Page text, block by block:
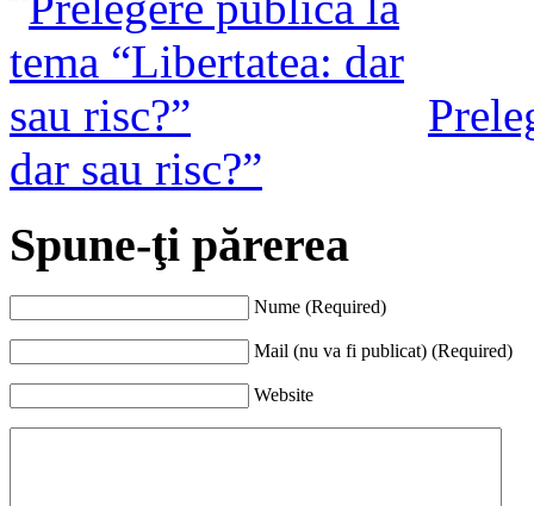
dar sau risc?”
Spune-ţi părerea
Nume (Required)
Mail (nu va fi publicat) (Required)
Website